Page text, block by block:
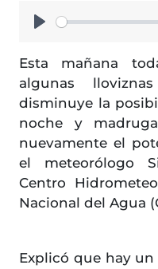
Esta mañana
algunas
disminuye la
noche y
nuevamente el
el meteorólogo
Centro
Nacional del Agua
Explicó que hay